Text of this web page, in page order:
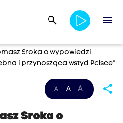
search menu
Sroka o wypowiedzi
i przynosząca wstyd Polsce"
A A A share
Sroka o